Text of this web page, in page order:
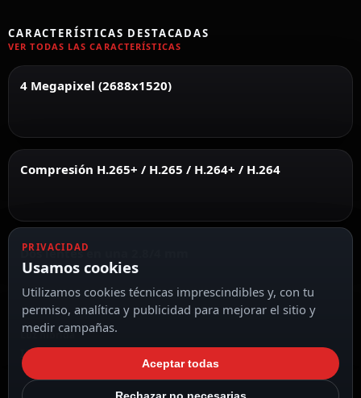
CARACTERÍSTICAS DESTACADAS
VER TODAS LAS CARACTERÍSTICAS
4 Megapixel (2688x1520)
Compresión H.265+ / H.265 / H.264+ / H.264
Dos lentes en una 2.8/4 mm
Luz híbrida
IR y luz blanca
PRIVACIDAD
Usamos cookies
Utilizamos cookies técnicas imprescindibles y, con tu
permiso, analítica y publicidad para mejorar el sitio y
medir campañas.
Aceptar todas